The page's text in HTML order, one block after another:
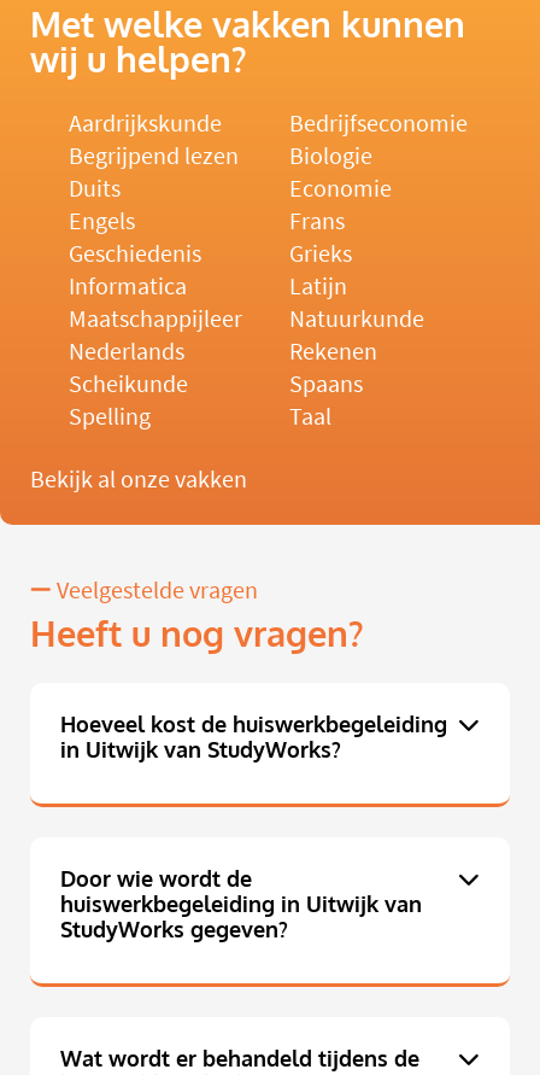
Met welke vakken kunnen
wij u helpen?
Aardrijkskunde
Bedrijfseconomie
Begrijpend lezen
Biologie
Duits
Economie
Engels
Frans
Geschiedenis
Grieks
Informatica
Latijn
Maatschappijleer
Natuurkunde
Nederlands
Rekenen
Scheikunde
Spaans
Spelling
Taal
Bekijk al onze vakken
Veelgestelde vragen
Heeft u nog vragen?
Hoeveel kost de huiswerkbegeleiding
in Uitwijk van StudyWorks?
Door wie wordt de
huiswerkbegeleiding in Uitwijk van
StudyWorks gegeven?
Wat wordt er behandeld tijdens de